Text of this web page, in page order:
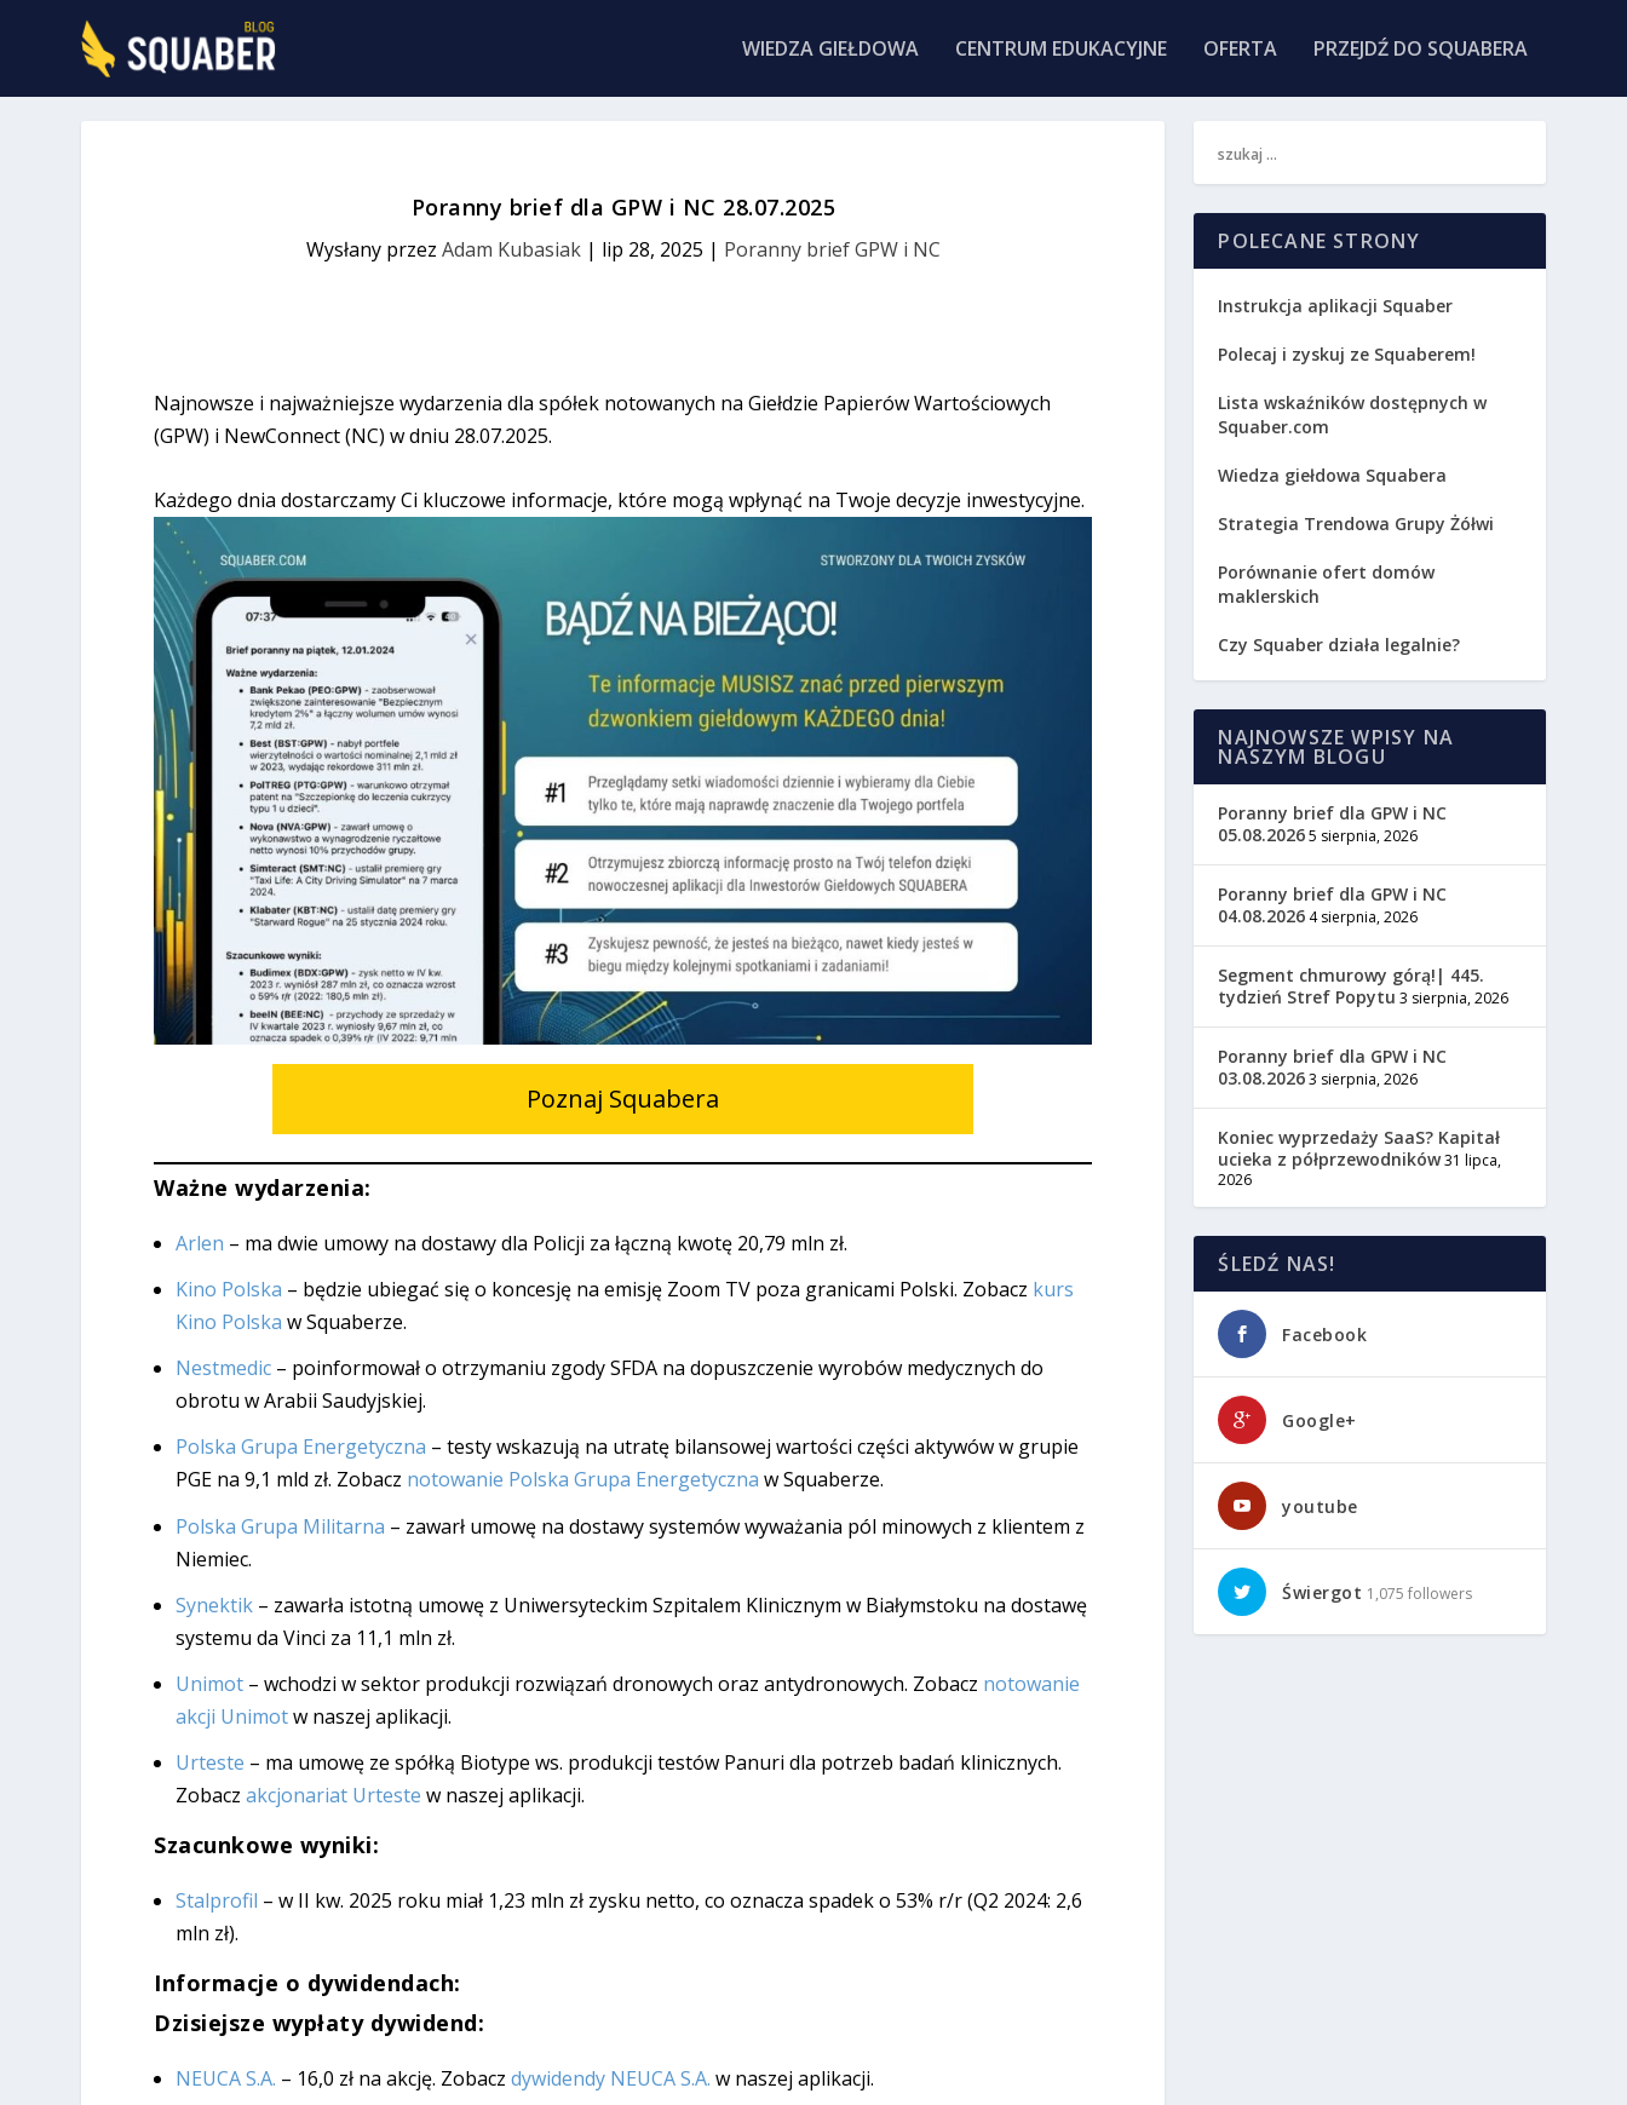
WIEDZA GIEŁDOWA CENTRUM EDUKACYJNE OFERTA PRZEJDŹ DO SQUABERA
Poranny brief dla GPW i NC 28.07.2025
Wysłany przez Adam Kubasiak| lip 28, 2025 | Poranny brief GPW i NC
Najnowsze i najważniejsze wydarzenia dla spółek notowanych na Giełdzie Papierów Wartościowych
(GPW) i NewConnect (NC) w dniu 28.07.2025.
Każdego dnia dostarczamy Ci kluczowe informacje, które mogą wpłynąć na Twoje decyzje inwestycyjne.
Poznaj Squabera
Ważne wydarzenia:
Arlen – ma dwie umowy na dostawy dla Policji za łączną kwotę 20,79 mln zł.
Kino Polska – będzie ubiegać się o koncesję na emisję Zoom TV poza granicami Polski. Zobacz kurs
Kino Polska w Squaberze.
Nestmedic – poinformował o otrzymaniu zgody SFDA na dopuszczenie wyrobów medycznych do
obrotu w Arabii Saudyjskiej.
Polska Grupa Energetyczna – testy wskazują na utratę bilansowej wartości części aktywów w grupie
PGE na 9,1 mld zł. Zobacz notowanie Polska Grupa Energetyczna w Squaberze.
Polska Grupa Militarna – zawarł umowę na dostawy systemów wyważania pól minowych z klientem z
Niemiec.
Synektik – zawarła istotną umowę z Uniwersyteckim Szpitalem Klinicznym w Białymstoku na dostawę
systemu da Vinci za 11,1 mln zł.
Unimot – wchodzi w sektor produkcji rozwiązań dronowych oraz antydronowych. Zobacz notowanie
akcji Unimotw naszej aplikacji.
Urteste – ma umowę ze spółką Biotype ws. produkcji testów Panuri dla potrzeb badań klinicznych.
Zobaczakcjonariat Urteste w naszej aplikacji.
Szacunkowe wyniki:
Stalprofil – w II kw. 2025 roku miał 1,23 mln zł zysku netto, co oznacza spadek o 53% r/r (Q2 2024: 2,6
mln zł).
Informacje o dywidendach:
Dzisiejsze wypłaty dywidend:
NEUCA S.A. – 16,0 zł na akcję. Zobaczdywidendy NEUCA S.A. w naszej aplikacji.
POLECANE STRONY
Instrukcja aplikacji Squaber
Polecaj i zyskuj ze Squaberem!
Lista wskaźników dostępnych w
Squaber.com
Wiedza giełdowa Squabera
Strategia Trendowa Grupy Żółwi
Porównanie ofert domów
maklerskich
Czy Squaber działa legalnie?
NAJNOWSZE WPISY NA
NASZYM BLOGU
Poranny brief dla GPW i NC
05.08.20265 sierpnia, 2026
Poranny brief dla GPW i NC
04.08.2026 4 sierpnia, 2026
Segment chmurowy górą!| 445.
tydzień Stref Popytu 3 sierpnia, 2026
Poranny brief dla GPW i NC
03.08.20263 sierpnia, 2026
Koniec wyprzedaży SaaS? Kapitał
ucieka z półprzewodników31 lipca,
2026
ŚLEDŹ NAS!
Facebook
Google+
youtube
Świergot 1,075 followers